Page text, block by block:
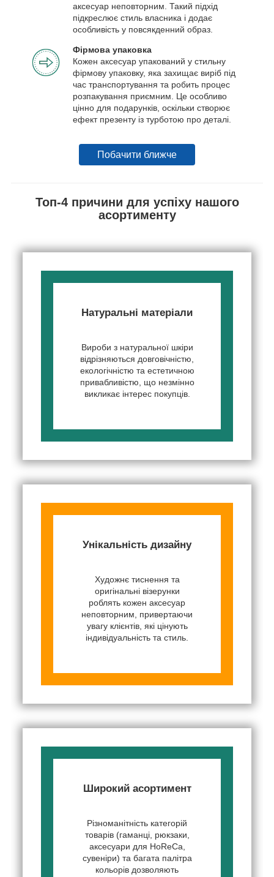
аксесуар неповторним. Такий підхід
підкреслює стиль власника і додає
особливість у повсякденний образ.
Фірмова упаковка
Кожен аксесуар упакований у стильну
фірмову упаковку, яка захищає виріб під
час транспортування та робить процес
розпакування приємним. Це особливо
цінно для подарунків, оскільки створює
ефект презенту із турботою про деталі.
Побачити ближче
Топ-4 причини для успіху нашого
асортименту
Натуральні матеріали
Вироби з натуральної шкіри
відрізняються довговічністю,
екологічністю та естетичною
привабливістю, що незмінно
викликає інтерес покупців.
Унікальність дизайну
Художнє тиснення та
оригінальні візерунки
роблять кожен аксесуар
неповторним, привертаючи
увагу клієнтів, які цінують
індивідуальність та стиль.
Широкий асортимент
Різноманітність категорій
товарів (гаманці, рюкзаки,
аксесуари для HoReCa,
сувеніри) та багата палітра
кольорів дозволяють